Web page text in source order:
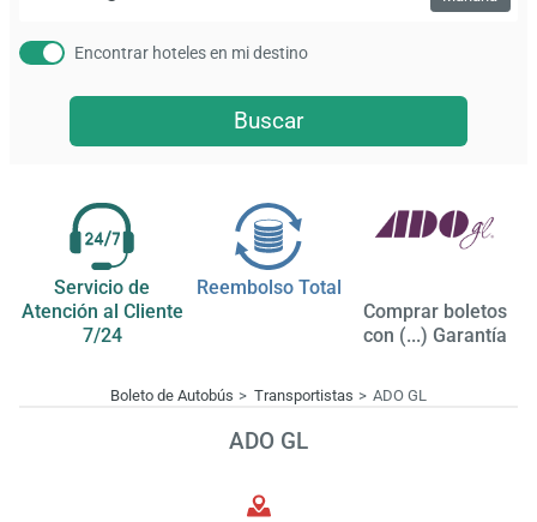
Encontrar hoteles en mi destino
Buscar
Servicio de
Atención al Cliente
7/24
Reembolso Total
Comprar boletos
con (...) Garantía
Boleto de Autobús Transportistas ADO GL
ADO GL